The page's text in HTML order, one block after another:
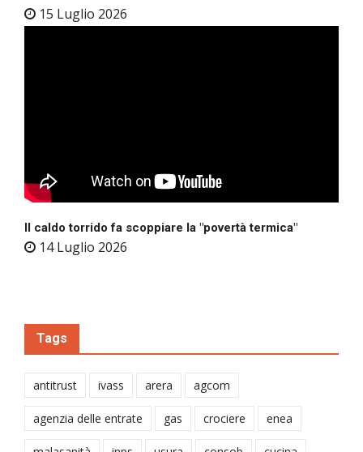
15 Luglio 2026
Il caldo torrido fa scoppiare la "povertà termica"
14 Luglio 2026
Tags
antitrust ivass arera agcom
agenzia delle entrate gas crociere enea